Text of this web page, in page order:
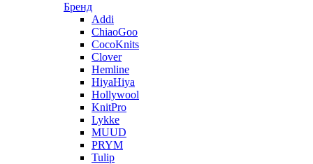
Бренд
Addi
ChiaoGoo
CocoKnits
Clover
Hemline
HiyaHiya
Hollywool
KnitPro
Lykke
MUUD
PRYM
Tulip